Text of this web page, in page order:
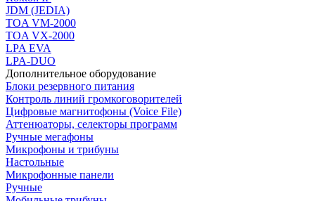
JDM (JEDIA)
TOA VM-2000
TOA VX-2000
LPA EVA
LPA-DUO
Дополнительное оборудование
Блоки резервного питания
Контроль линий громкоговорителей
Цифровые магнитофоны (Voice File)
Аттенюаторы, селекторы программ
Ручные мегафоны
Микрофоны и трибуны
Настольные
Микрофонные панели
Ручные